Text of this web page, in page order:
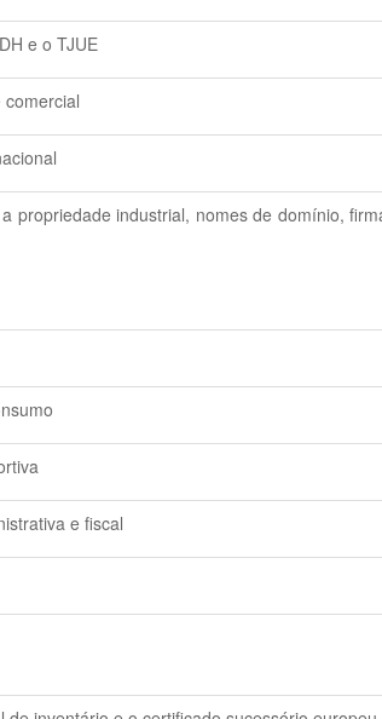
e o TJUE
propriedade industrial, nomes de domínio,
e fiscal